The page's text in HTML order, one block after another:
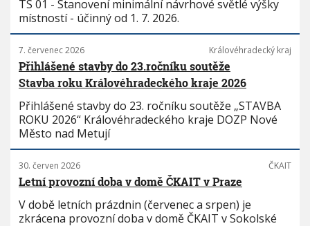
TS 01 - Stanovení minimální návrhové světlé výšky
místností - účinný od 1. 7. 2026.
7. červenec 2026 Královéhradecký kraj
Přihlášené stavby do 23.ročníku soutěže
Stavba roku Královéhradeckého kraje 2026
Přihlášené stavby do 23. ročníku soutěže „STAVBA
ROKU 2026“ Královéhradeckého kraje DOZP Nové
Město nad Metují
30. červen 2026 ČKAIT
Letní provozní doba v domě ČKAIT v Praze
V době letních prázdnin (červenec a srpen) je
zkrácena provozní doba v domě ČKAIT v Sokolské